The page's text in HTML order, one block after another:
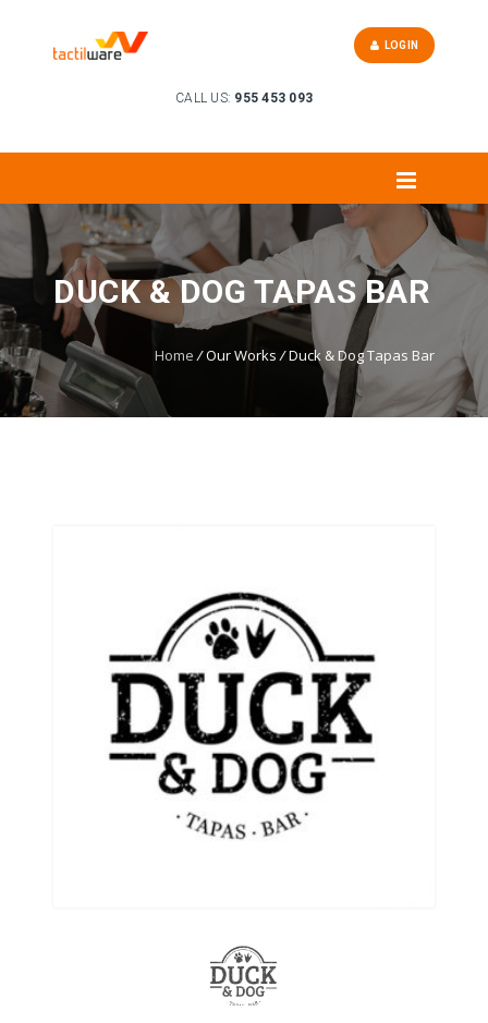
CALL US: 955 453 093
LOGIN
DUCK & DOG TAPAS BAR
Home /Our Works/Duck & Dog Tapas Bar